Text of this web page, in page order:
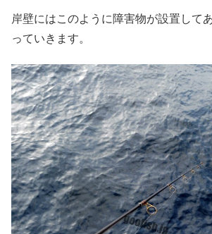
岸壁にはこのように障害物が設置して
っていきます。